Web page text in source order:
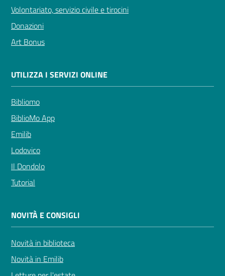
Volontariato, servizio civile e tirocini
Donazioni
Art Bonus
UTILIZZA I SERVIZI ONLINE
Bibliomo
BiblioMo App
Emilib
Lodovico
Il Dondolo
Tutorial
NOVITÀ E CONSIGLI
Novità in biblioteca
Novità in Emilib